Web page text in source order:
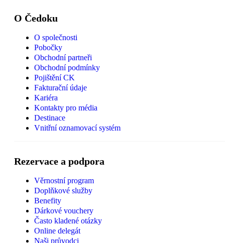
O Čedoku
O společnosti
Pobočky
Obchodní partneři
Obchodní podmínky
Pojištění CK
Fakturační údaje
Kariéra
Kontakty pro média
Destinace
Vnitřní oznamovací systém
Rezervace a podpora
Věrnostní program
Doplňkové služby
Benefity
Dárkové vouchery
Často kladené otázky
Online delegát
Naši průvodci